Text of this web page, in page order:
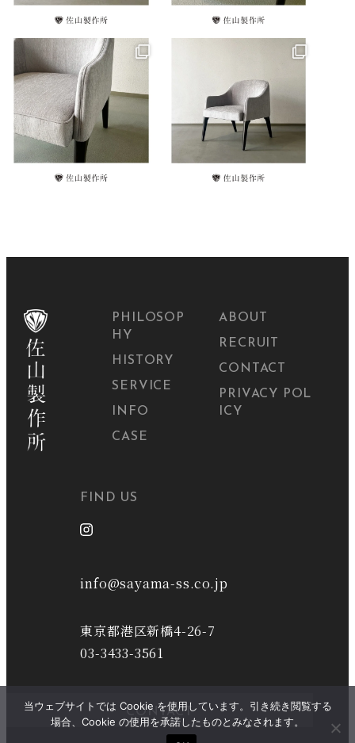
PHILOSOP
HY
HISTORY
SERVICE
INFO
CASE
ABOUT
RECRUIT
CONTACT
PRIVACY POL
ICY
FIND US
info@sayama-ss.co.jp
東京都港区新橋4-26-7
03-3433-3561
CONTACT
当ウェブサイトでは Cookie を使用しています。引き続き閲覧する
場合、Cookie の使用を承諾したものとみなされます。